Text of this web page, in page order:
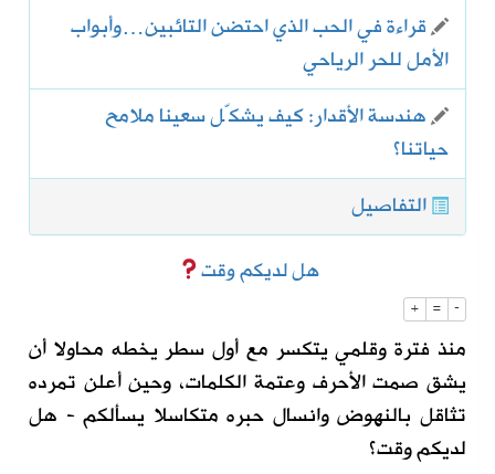
قراءة في الحب الذي احتضن التائبين…وأبواب
الأمل للحر الرياحي
هندسة الأقدار: كيف يشكّل سعينا ملامح
حياتنا؟
التفاصيل
هل لديكم وقت
+ = -
منذ فترة وقلمي يتكسر مع أول سطر يخطه محاولا أن
يشق صمت الأحرف وعتمة الكلمات، وحين أعلن تمرده
تثاقل بالنهوض وانسال حبره متكاسلا يسألكم - هل
لديكم وقت؟